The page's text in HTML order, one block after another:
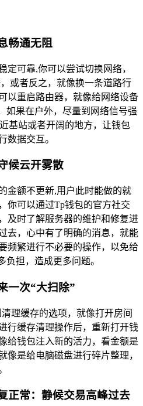
畅通无阻
定可靠,你可以尝试切换网络，
或者反之，就像换一条道路行
以重启路由器，就像给网络设备
如果在户外，尽量到网络信号强
基站或者开阔的地方，让钱包
数据交互。
候云开雾散
金额不更新,用户此时能做的就
你可以通过Tp钱包的官方社交
及时了解服务器的维护和修复进
去，心中有了明确的消息，就能
频繁进行不必要的操作，以免给
负担，造成更多问题。
一次“大扫除”
理缓存的选项，就像打开房间
行缓存清理操作后，重新打开钱
给钱包注入新的活力，看金额是
像是给电脑磁盘进行碎片整理，
正常：静候交易高峰过去